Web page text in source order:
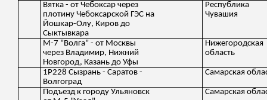
Вятка - от Чебоксар через
плотину Чебоксарской ГЭС на
Йошкар-Олу, Киров до
Сыктывкара
Республика
Чувашия
М-7 "Волга" - от Москвы
через Владимир, Нижний
Новгород, Казань до Уфы
Нижегородская
область
1Р228 Сызрань - Саратов -
Волгоград
Самарская
Подъезд к городу Ульяновск
Самарская